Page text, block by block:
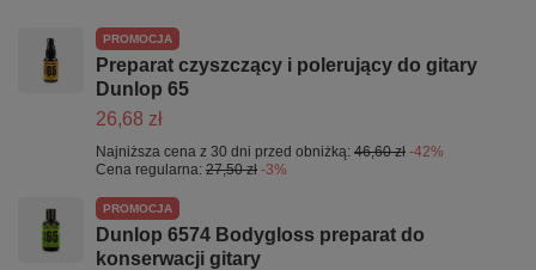
PROMOCJA
Preparat czyszczący i polerujący do gitary
Dunlop 65
26,68 zł
Najniższa cena z 30 dni przed obniżką: 46,60 zł -42%
Cena regularna: 27,50 zł -3%
PROMOCJA
Dunlop 6574 Bodygloss preparat do
konserwacji gitary